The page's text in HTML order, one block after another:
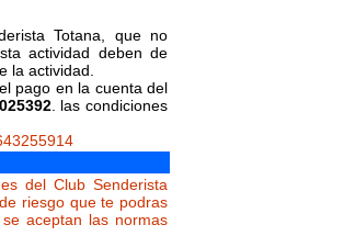
Totana, que no
actividad deben de
la actividad.
pago en la cuenta del
. las condiciones
del Club Senderista
riesgo que te podras
aceptan las normas